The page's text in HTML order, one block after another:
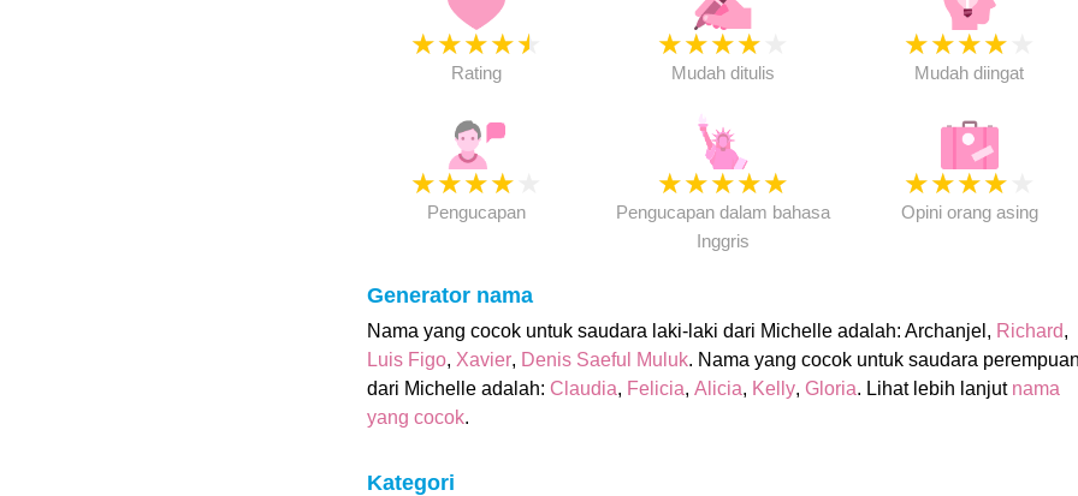
★★★★★
Rating
★★★★
Mudah ditulis
★★★★
Mudah diingat
★★★★
Pengucapan
★★★★★
Pengucapan dalam bahasa
Inggris
★★★★
Opini orang asing
Generator nama
Nama yang cocok untuk saudara laki-laki dari Michelle adalah: Archanjel, Richard,
Luis Figo, Xavier, Denis Saeful Muluk. Nama yang cocok untuk saudara
dari Michelle adalah: Claudia, Felicia, Alicia, Kelly, Gloria. Lihat lebih lanjut nama
yang cocok.
Kategori